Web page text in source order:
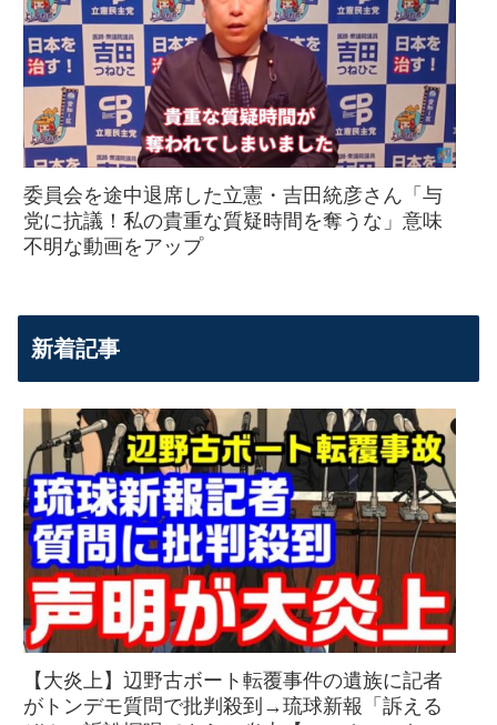
委員会を途中退席した立憲・吉田統彦さん「与
党に抗議！私の貴重な質疑時間を奪うな」意味
不明な動画をアップ
新着記事
【大炎上】辺野古ボート転覆事件の遺族に記者
がトンデモ質問で批判殺到→琉球新報「訴える